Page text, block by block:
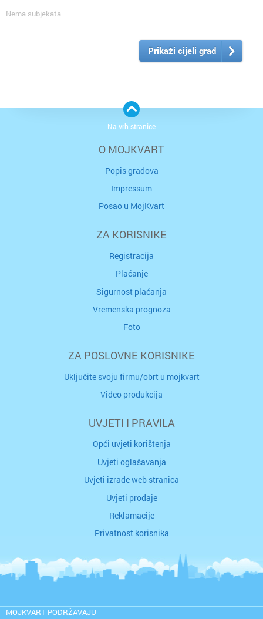
Nema subjekata
Prikaži cijeli grad
O MOJKVART
Popis gradova
Impressum
Posao u MojKvart
ZA KORISNIKE
Registracija
Plaćanje
Sigurnost plaćanja
Vremenska prognoza
Foto
ZA POSLOVNE KORISNIKE
Uključite svoju firmu/obrt u mojkvart
Video produkcija
UVJETI I PRAVILA
Opći uvjeti korištenja
Uvjeti oglašavanja
Uvjeti izrade web stranica
Uvjeti prodaje
Reklamacije
Privatnost korisnika
MOJKVART PODRŽAVAJU
Na vrh stranice